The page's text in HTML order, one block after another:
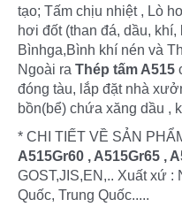
tạo; Tấm chịu nhiệt , Lò
hơi đốt (than đá, dầu,
Bìnhga,Bình khí nén và
Ngoài ra Thép tấm A515
đóng tàu, lắp đặt nhà
bồn(bể) chứa xăng dầu ,
* CHI TIẾT VỀ SẢN
A515Gr60 , A515Gr65 ,
GOST,JIS,EN,.. Xuất xứ
Quốc, Trung Quốc.....